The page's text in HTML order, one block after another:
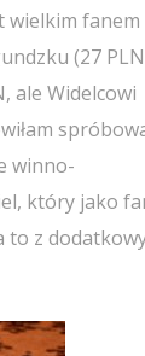
wielkim fanem
(27
ale Widelcowi
winno-
który jako
to z